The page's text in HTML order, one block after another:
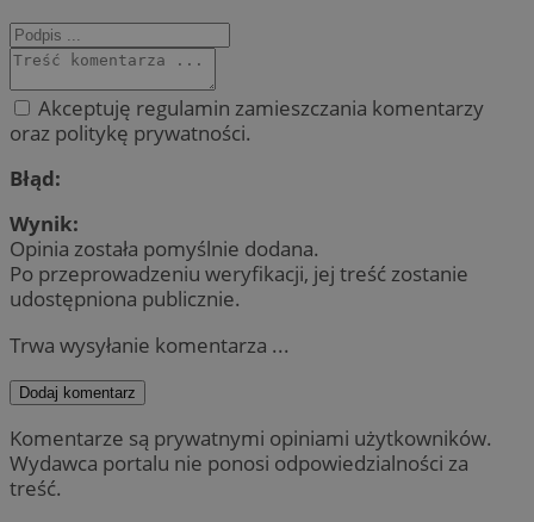
Akceptuję regulamin zamieszczania komentarzy
oraz politykę prywatności.
Błąd:
Wynik:
Opinia została pomyślnie dodana.
Po przeprowadzeniu weryfikacji, jej treść zostanie
udostępniona publicznie.
Trwa wysyłanie komentarza ...
Dodaj komentarz
Komentarze są prywatnymi opiniami użytkowników.
Wydawca portalu nie ponosi odpowiedzialności za
treść.